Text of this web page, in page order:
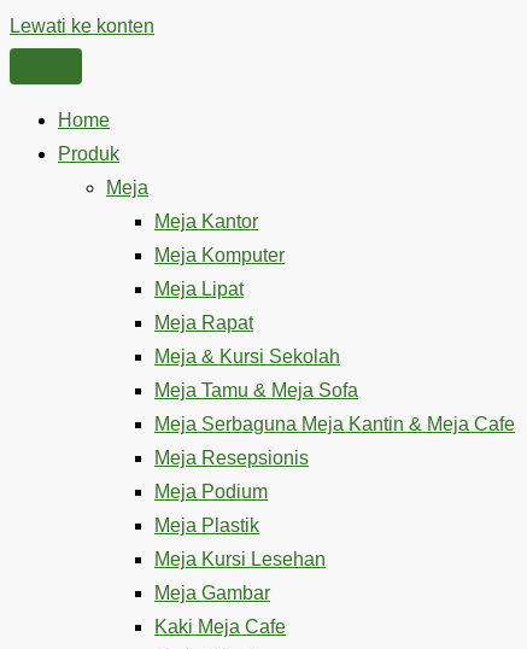
Lewati ke konten
Home
Produk
Meja
Meja Kantor
Meja Komputer
Meja Lipat
Meja Rapat
Meja & Kursi Sekolah
Meja Tamu & Meja Sofa
Meja Serbaguna Meja Kantin & Meja Cafe
Meja Resepsionis
Meja Podium
Meja Plastik
Meja Kursi Lesehan
Meja Gambar
Kaki Meja Cafe